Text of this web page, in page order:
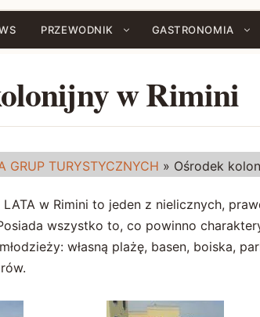
PRZEWODNIK GASTRONOMIA
w Rimini
GRUP TURYSTYCZNYCH » Ośrodek
LATA w Rimini to jeden z nielicznych,
wszystko to, co powinno
własną plażę, basen, boiska,